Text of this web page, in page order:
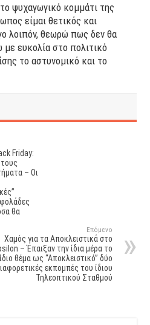
ψυχαγωγικό κομμάτι της
είμαι θετικός και
λοιπόν, θεωρώ πως δεν θα
ευκολία στο πολιτικό
το αστυνομικό και το
Friday:
– Οι
θα
Επόμενο
Χαμός για τα Αποκλειστικά στο
– Έπαιξαν την ίδια μέρα το
ίδιο θέμα ως “Αποκλειστικό” δύο
εκπομπές του ίδιου
Τηλεοπτικού Σταθμού